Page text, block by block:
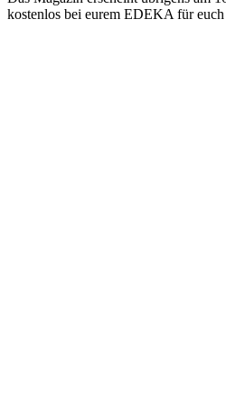
kostenlos bei eurem EDEKA für